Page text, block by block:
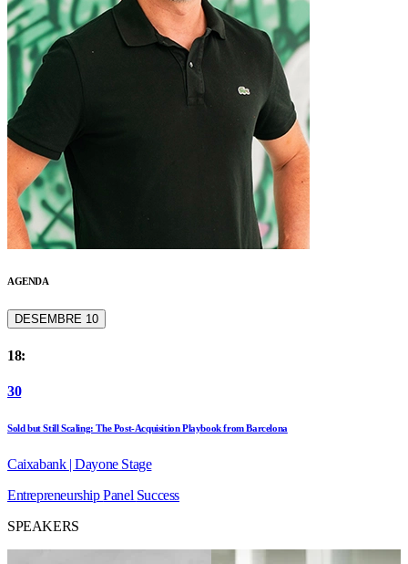
AGENDA
DESEMBRE 10
18:
30
Sold but Still Scaling: The Post-Acquisition Playbook from Barcelona
Caixabank | Dayone Stage
EntrepreneurshipPanel Success
SPEAKERS